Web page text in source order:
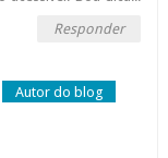
Responder